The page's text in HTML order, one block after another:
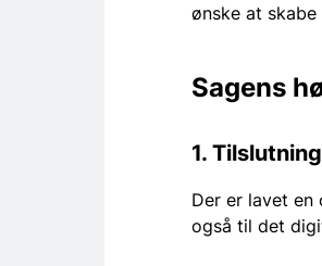
ønske at
Sagens
1.
Der er lavet en
også til det